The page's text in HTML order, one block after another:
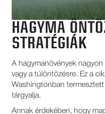
HAGYMA
STRATÉGIÁK
A hagymanövények
vagy a túlöntözésre. Ez a
Washingtonban
tárgyalja.
Annak érdekében, hogy